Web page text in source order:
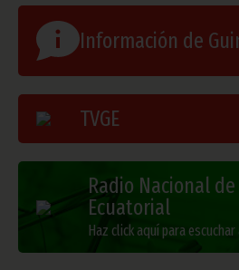
Información de
TVGE
Radio Nacional
Ecuatorial
Haz click aquí para